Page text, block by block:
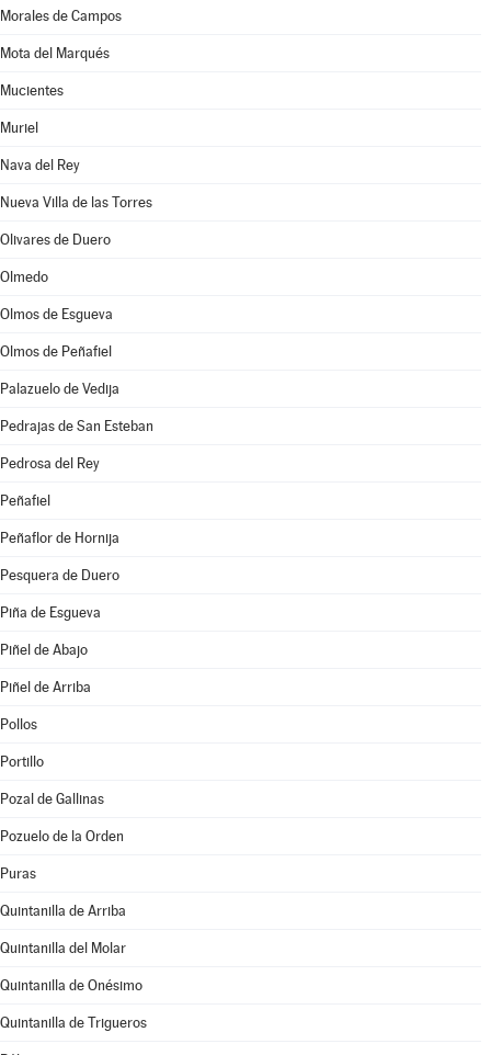
Morales de Campos
Mota del Marqués
Mucientes
Muriel
Nava del Rey
Nueva Villa de las Torres
Olivares de Duero
Olmedo
Olmos de Esgueva
Olmos de Peñafiel
Palazuelo de Vedija
Pedrajas de San Esteban
Pedrosa del Rey
Peñafiel
Peñaflor de Hornija
Pesquera de Duero
Piña de Esgueva
Piñel de Abajo
Piñel de Arriba
Pollos
Portillo
Pozal de Gallinas
Pozuelo de la Orden
Puras
Quintanilla de Arriba
Quintanilla del Molar
Quintanilla de Onésimo
Quintanilla de Trigueros